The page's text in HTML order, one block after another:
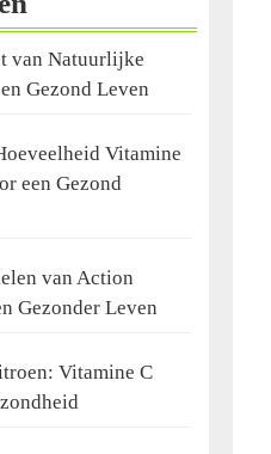
van Natuurlijke
Gezond Leven
Vitamine
een Gezond
van Action
Gezonder Leven
Vitamine C